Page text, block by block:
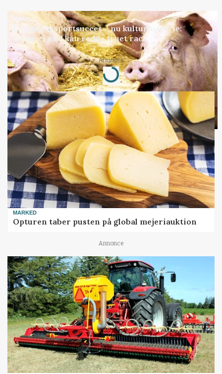
GRISE
Engang eksportsucces – nu kulturhistorie:
Gammel sæd kan redde truet race
Annonce
Loading...
MARKED
Opturen taber pusten på global mejeriauktion
Annonce